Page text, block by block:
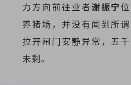
力方向前往业者谢振宁
养猪场，并没有闻到所
拉开闸门安静异常，五
未剩。